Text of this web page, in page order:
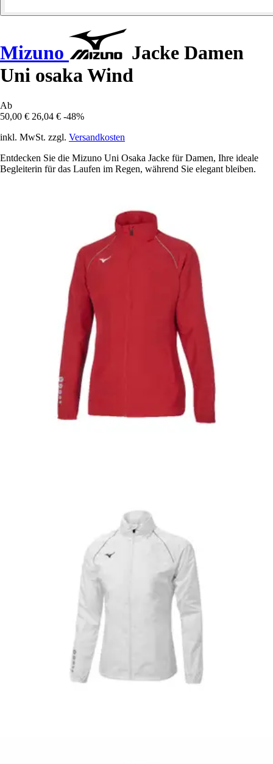
Mizuno
Jacke Damen
Uni osaka Wind
Ab
50,00 € 26,04 € -48%
inkl. MwSt. zzgl. Versandkosten
Entdecken Sie die Mizuno Uni Osaka Jacke für Damen, Ihre ideale
Begleiterin für das Laufen im Regen, während Sie elegant bleiben.